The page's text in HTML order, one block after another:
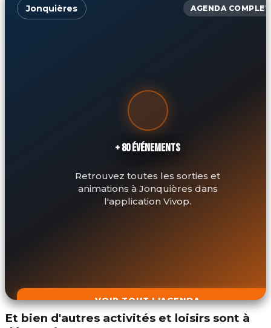
Jonquières AGENDA COMPLET
+ 80 ÉVÉNEMENTS
Retrouvez toutes les sorties et
animations à Jonquières dans
l'application Vivop.
VOIR TOUT L'AGENDA
Et bien d'autres activités et loisirs sont à